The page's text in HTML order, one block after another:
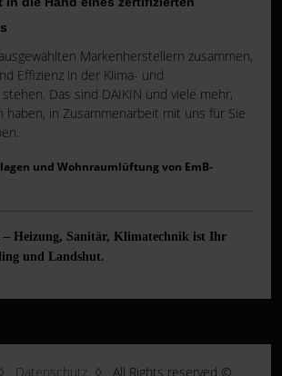
Markenherstellern zusammen,
Effizienz in der Klima- und
Das sind DAIKIN und viele mehr,
haben, in Zusammenarbeit mit uns für Sie
und Wohnraumlüftung von EmB-
– Heizung, Sanitär, Klimatechnik ist Ihr
und Landshut.
Datenschutz ◊ All Rights reserved ©